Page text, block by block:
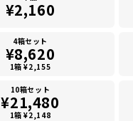
¥2,160
4箱セット
¥8,620
1箱 ¥2,155
10箱セット
¥21,480
1箱 ¥2,148